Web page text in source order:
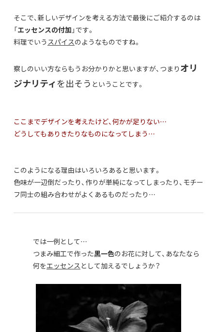
そこで、新しいデザインを考える方法で最後にご紹介するのは
「エッセンスの付加 」です。
料理でいう スパイスのようなものですね。
察しのいい方ならもうお分かりかと思いますが、つまり オリ
ジナリティを出そう ということです。
ここまでデザインを考えたけど、何かが足りない…
どうしてもありきたりなものになってしまう…
このようになる理由はいろいろあると思います。
色味が一辺倒だったり、作りが単純になってしまったり、モチー
フ同士の組み合わせがよくあるものだったり…
では一例として…
つまみ細工で作った黒一色のお花に対して、あなたなら
何をエッセンス として加えるでしょうか？